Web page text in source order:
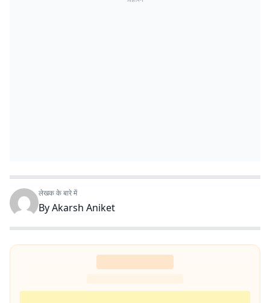
लेखक के बारे में
ByAkarsh Aniket